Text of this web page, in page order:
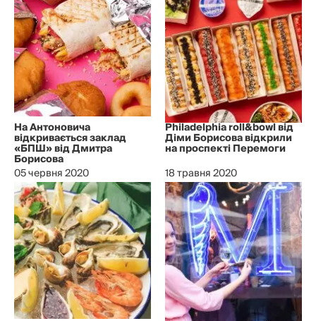
На Антоновича
відкривається заклад
«БПШ» від Дмитра
Борисова
05 червня 2020
Philadelphia roll&bowl від
Діми Борисова відкрили
на проспекті Перемоги
18 травня 2020